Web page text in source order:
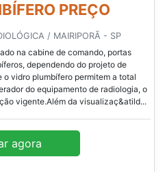
PREÇO
/ MAIRIPORÃ - SP
na cabine de comando, portas
dependendo do projeto de
o vidro plumbífero permitem a total
do equipamento de radiologia, o
vigente.Além da visualizaç&atild...
agora